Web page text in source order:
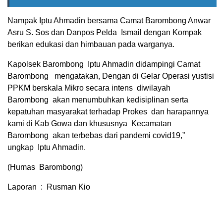
Nampak Iptu Ahmadin bersama Camat Barombong Anwar
Asru S. Sos dan Danpos Pelda Ismail dengan Kompak
berikan edukasi dan himbauan pada warganya.
Kapolsek Barombong Iptu Ahmadin didampingi Camat
Barombong mengatakan, Dengan di Gelar Operasi yustisi
PPKM berskala Mikro secara intens diwilayah
Barombong akan menumbuhkan kedisiplinan serta
kepatuhan masyarakat terhadap Prokes dan harapannya
kami di Kab Gowa dan khususnya Kecamatan
Barombong akan terbebas dari pandemi covid19,”
ungkap Iptu Ahmadin.
(Humas Barombong)
Laporan : Rusman Kio